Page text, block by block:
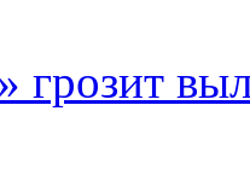
грозит